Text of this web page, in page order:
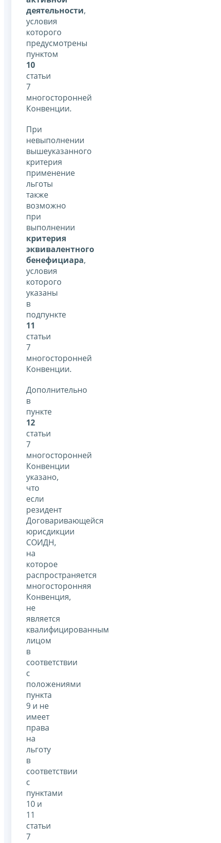
деятельности,
условия
которого
предусмотрены
пунктом
10
статьи
7
многосторонней
Конвенции.
При
невыполнении
вышеуказанного
критерия
применение
льготы
также
возможно
при
выполнении
критерия
эквивалентного
бенефициара,
условия
которого
указаны
в
подпункте
11
статьи
7
многосторонней
Конвенции.
Дополнительно
в
пункте
12
статьи
7
многосторонней
Конвенции
указано,
что
если
резидент
Договаривающейся
юрисдикции
СОИДН,
на
которое
распространяется
многосторонняя
Конвенция,
не
является
квалифицированным
лицом
в
соответствии
с
положениями
пункта
9 и не
имеет
права
на
льготу
в
соответствии
с
пунктами
10 и
11
статьи
7